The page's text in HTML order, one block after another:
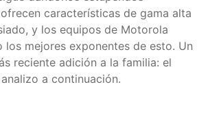
características de gama alta
y los equipos de Motorola
los mejores exponentes de esto. Un
reciente adición a la familia: el
a continuación.